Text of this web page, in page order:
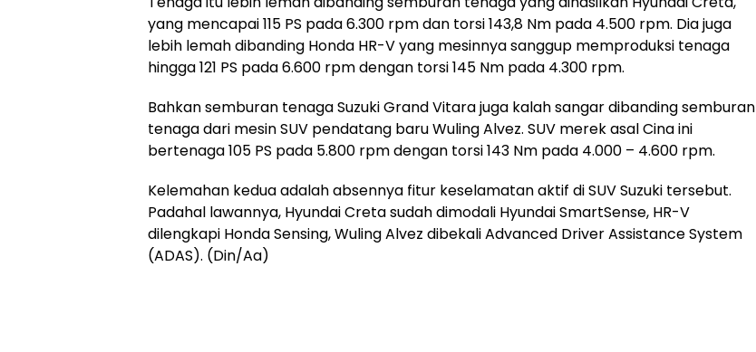
yang mencapai 115 PS pada 6.300 rpm dan torsi 143,8 Nm pada 4.500 rpm. Dia juga
lebih lemah dibanding Honda HR-V yang mesinnya sanggup memproduksi tenaga
hingga 121 PS pada 6.600 rpm dengan torsi 145 Nm pada 4.300 rpm.
Bahkan semburan tenaga Suzuki Grand Vitara juga kalah sangar dibanding semburan
tenaga dari mesin SUV pendatang baru Wuling Alvez. SUV merek asal Cina ini
bertenaga 105 PS pada 5.800 rpm dengan torsi 143 Nm pada 4.000 – 4.600 rpm.
Kelemahan kedua adalah absennya fitur keselamatan aktif di SUV Suzuki tersebut.
Padahal lawannya, Hyundai Creta sudah dimodali Hyundai SmartSense, HR-V
dilengkapi Honda Sensing, Wuling Alvez dibekali Advanced Driver Assistance System
(ADAS). (Din/Aa)